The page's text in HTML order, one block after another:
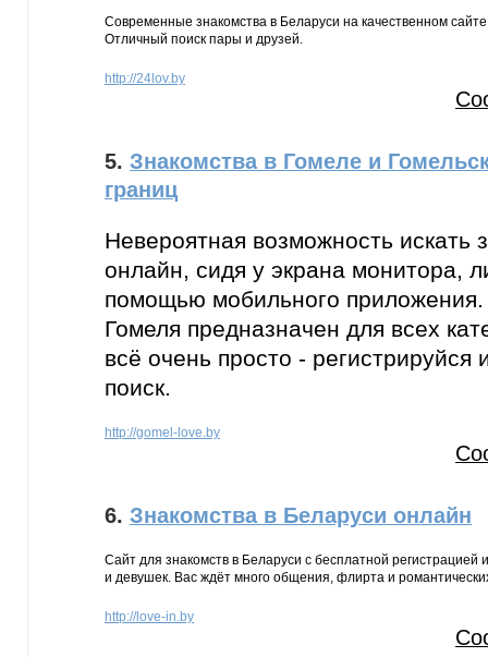
Современные знакомства в Беларуси на качественном
Отличный поиск пары и друзей.
http://24lov.by
5. Знакомства в Гомеле и
границ
Невероятная возможность искать
онлайн, сидя у экрана монитора,
помощью мобильного приложения.
Гомеля предназначен для всех
всё очень просто - регистрируйся
поиск.
http://gomel-love.by
6. Знакомства в Беларуси онлайн
Сайт для знакомств в Беларуси с бесплатной
и девушек. Вас ждёт много общения, флирта и
http://love-in.by